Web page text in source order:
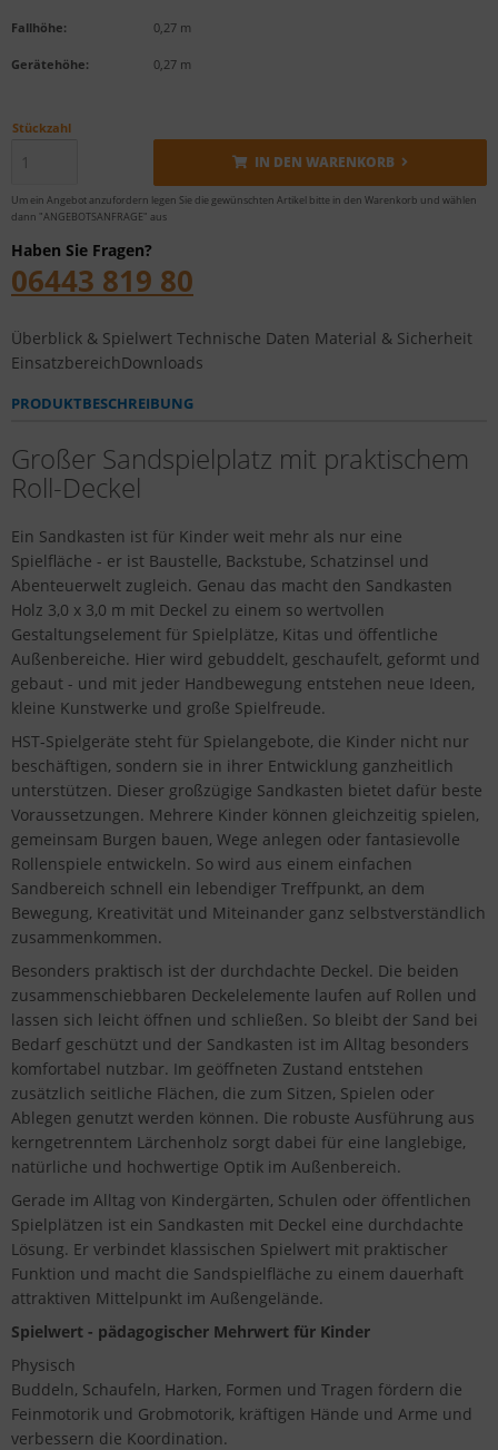
Fallhöhe: 0,27 m
Gerätehöhe: 0,27 m
Stückzahl
IN DEN WARENKORB
Um ein Angebot anzufordern legen Sie die gewünschten Artikel bitte in den Warenkorb und wählen
dann "ANGEBOTSANFRAGE" aus
Haben Sie Fragen?
06443 819 80
Überblick & Spielwert Technische Daten Material & Sicherheit
EinsatzbereichDownloads
PRODUKTBESCHREIBUNG
Großer Sandspielplatz mit praktischem
Roll-Deckel
Ein Sandkasten ist für Kinder weit mehr als nur eine
Spielfläche - er ist Baustelle, Backstube, Schatzinsel und
Abenteuerwelt zugleich. Genau das macht den Sandkasten
Holz 3,0 x 3,0 m mit Deckel zu einem so wertvollen
Gestaltungselement für Spielplätze, Kitas und öffentliche
Außenbereiche. Hier wird gebuddelt, geschaufelt, geformt und
gebaut - und mit jeder Handbewegung entstehen neue Ideen,
kleine Kunstwerke und große Spielfreude.
HST-Spielgeräte steht für Spielangebote, die Kinder nicht nur
beschäftigen, sondern sie in ihrer Entwicklung ganzheitlich
unterstützen. Dieser großzügige Sandkasten bietet dafür beste
Voraussetzungen. Mehrere Kinder können gleichzeitig spielen,
gemeinsam Burgen bauen, Wege anlegen oder fantasievolle
Rollenspiele entwickeln. So wird aus einem einfachen
Sandbereich schnell ein lebendiger Treffpunkt, an dem
Bewegung, Kreativität und Miteinander ganz selbstverständlich
zusammenkommen.
Besonders praktisch ist der durchdachte Deckel. Die beiden
zusammenschiebbaren Deckelelemente laufen auf Rollen und
lassen sich leicht öffnen und schließen. So bleibt der Sand bei
Bedarf geschützt und der Sandkasten ist im Alltag besonders
komfortabel nutzbar. Im geöffneten Zustand entstehen
zusätzlich seitliche Flächen, die zum Sitzen, Spielen oder
Ablegen genutzt werden können. Die robuste Ausführung aus
kerngetrenntem Lärchenholz sorgt dabei für eine langlebige,
natürliche und hochwertige Optik im Außenbereich.
Gerade im Alltag von Kindergärten, Schulen oder öffentlichen
Spielplätzen ist ein Sandkasten mit Deckel eine durchdachte
Lösung. Er verbindet klassischen Spielwert mit praktischer
Funktion und macht die Sandspielfläche zu einem dauerhaft
attraktiven Mittelpunkt im Außengelände.
Spielwert - pädagogischer Mehrwert für Kinder
Physisch
Buddeln, Schaufeln, Harken, Formen und Tragen fördern die
Feinmotorik und Grobmotorik, kräftigen Hände und Arme und
verbessern die Koordination.